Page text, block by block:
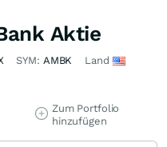
Aktie
SYM: AMBK Land
Zum Portfolio
hinzufügen